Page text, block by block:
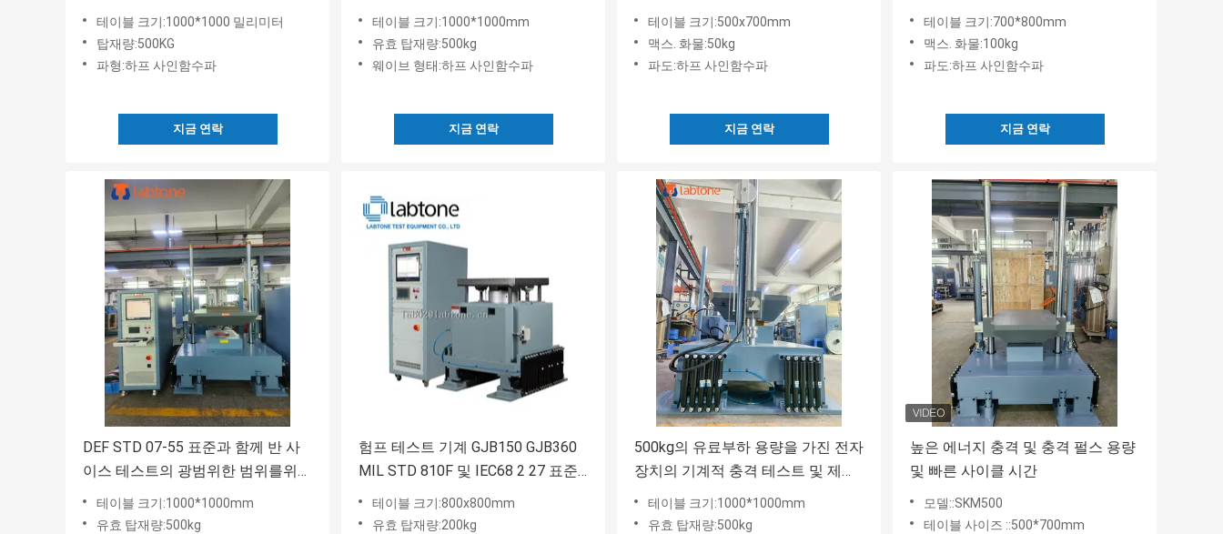
테이블 크기:1000*1000 밀리미터
탑재량:500KG
파형:하프 사인함수파
지금 연락
화물 용량을 제공하는 무거운 부하
펌프 테스트 기계
테이블 크기:1000*1000mm
유효 탑재량:500kg
웨이브 형태:하프 사인함수파
지금 연락
강도 및 신뢰성을 평가하기 위한 펌
프 테스트 기계
테이블 크기:500x700mm
맥스. 화물:50kg
파도:하프 사인함수파
지금 연락
인 펌프 테스트 기계
테이블 크기:700*800mm
맥스. 화물:100kg
파도:하프 사인함수파
지금 연락
DEF STD 07-55 표준과 함께 반 사
이스 테스트의 광범위한 범위를위한
반 충격 테스트 기계
테이블 크기:1000*1000mm
유효 탑재량:500kg
험프 테스트 기계 GJB150 GJB360
MIL STD 810F 및 IEC68 2 27 표준
에 따라 충격 테스트를 수행 할 수 있
습니다.
테이블 크기:800x800mm
유효 탑재량:200kg
500kg의 유료부하 용량을 가진 전자
장치의 기계적 충격 테스트 및 제어
를 위해 설계된 펌프 테스트 기계
테이블 크기:1000*1000mm
유효 탑재량:500kg
높은 에너지 충격 및 충격 펄스 용량
및 빠른 사이클 시간
모델::SKM500
테이블 사이즈 ::500*700mm